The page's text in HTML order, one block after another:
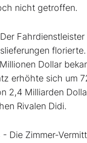
nicht getroffen.
Dollar
erhöhte sich um
2,4 Milliarden
Rivalen Didi.
- Die Zimmer-